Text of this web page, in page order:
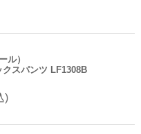
ル）
スパンツ LF1308B
)